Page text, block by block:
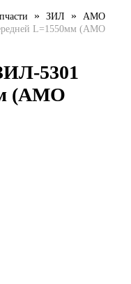
» ЗИЛ »
АМО
L=1550мм (АМО
5301
(АМО